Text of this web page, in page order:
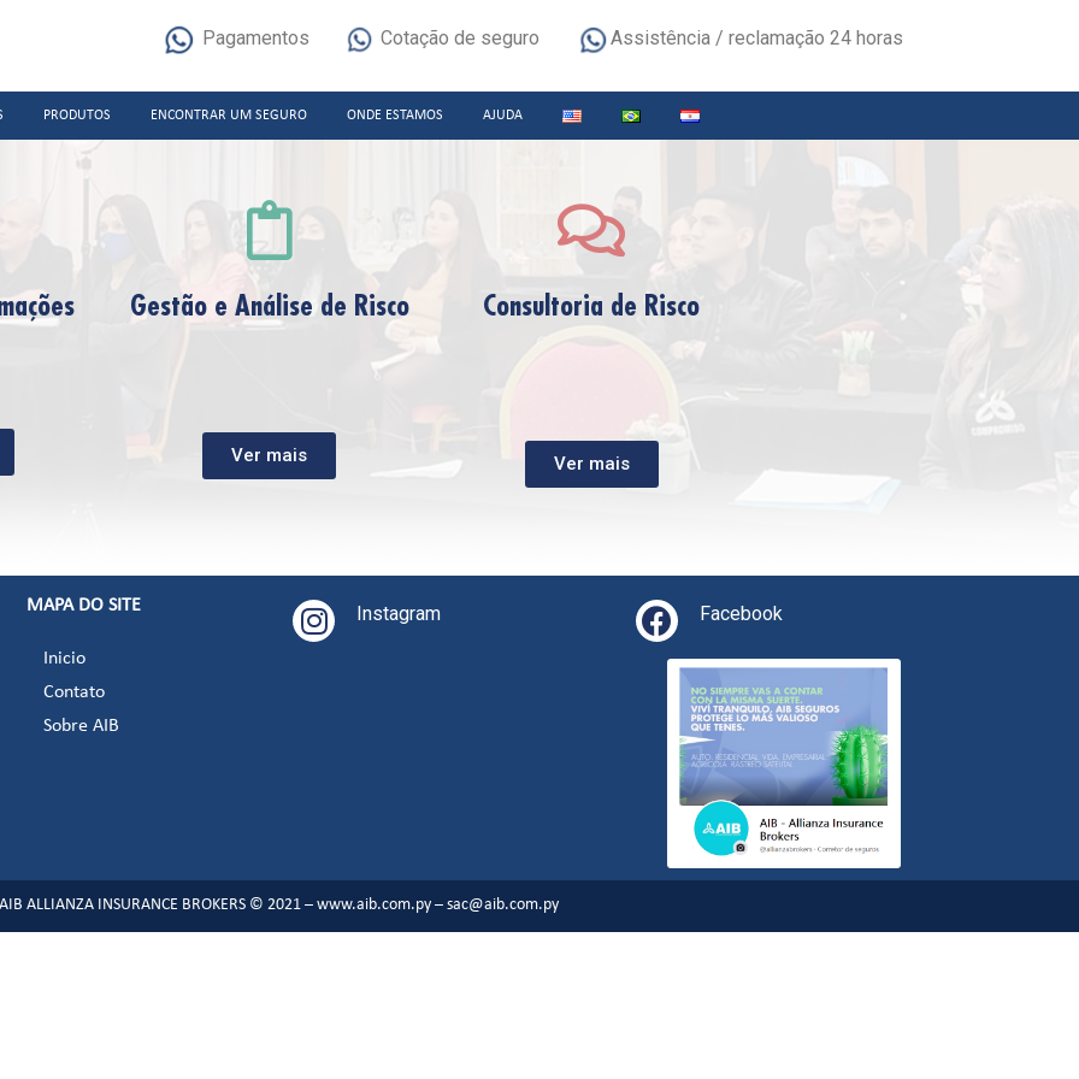
Pagamentos Cotação de seguro Assistência / reclamação 24 horas
PRODUTOS ENCONTRAR UM SEGURO ONDE ESTAMOS AJUDA
Gestão e Análise de Risco
Ver mais
Consultoria de Risco
Ver mais
MAPA DO SITE
Inicio
Contato
Sobre AIB
Instagram Facebook
ALLIANZA INSURANCE BROKERS © 2021 – www.aib.com.py – sac@aib.com.py